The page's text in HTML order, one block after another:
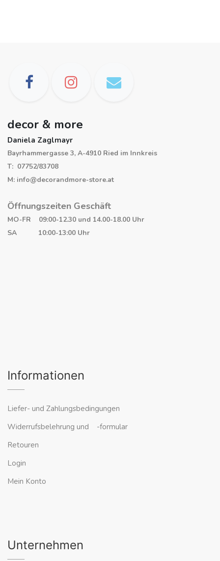
decor & more
Daniela Zaglmayr
Bayrhammergasse 3, A-4910 Ried im Innkreis
T: 07752/83708
M: info@decorandmore-store.at
Öffnungszeiten Geschäft
MO-FR 09:00-12.30 und 14.00-18.00 Uhr
SA 10:00-13:00 Uhr
Informationen
Liefer- und Zahlungsbedingungen
Widerrufsbelehrung und -formular
Retouren
Login
Mein Konto
Unternehmen